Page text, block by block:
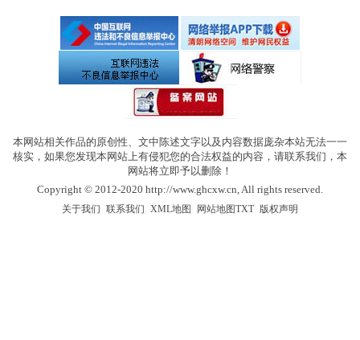
本网站相关作品的原创性、文中陈述文字以及内容数据庞杂本站无法一一
核实，如果您发现本网站上有侵犯您的合法权益的内容，请联系我们，本
网站将立即予以删除！
Copyright © 2012-2020 http://www.ghcxw.cn, All rights reserved.
关于我们 联系我们 XML地图 网站地图TXT| 版权声明